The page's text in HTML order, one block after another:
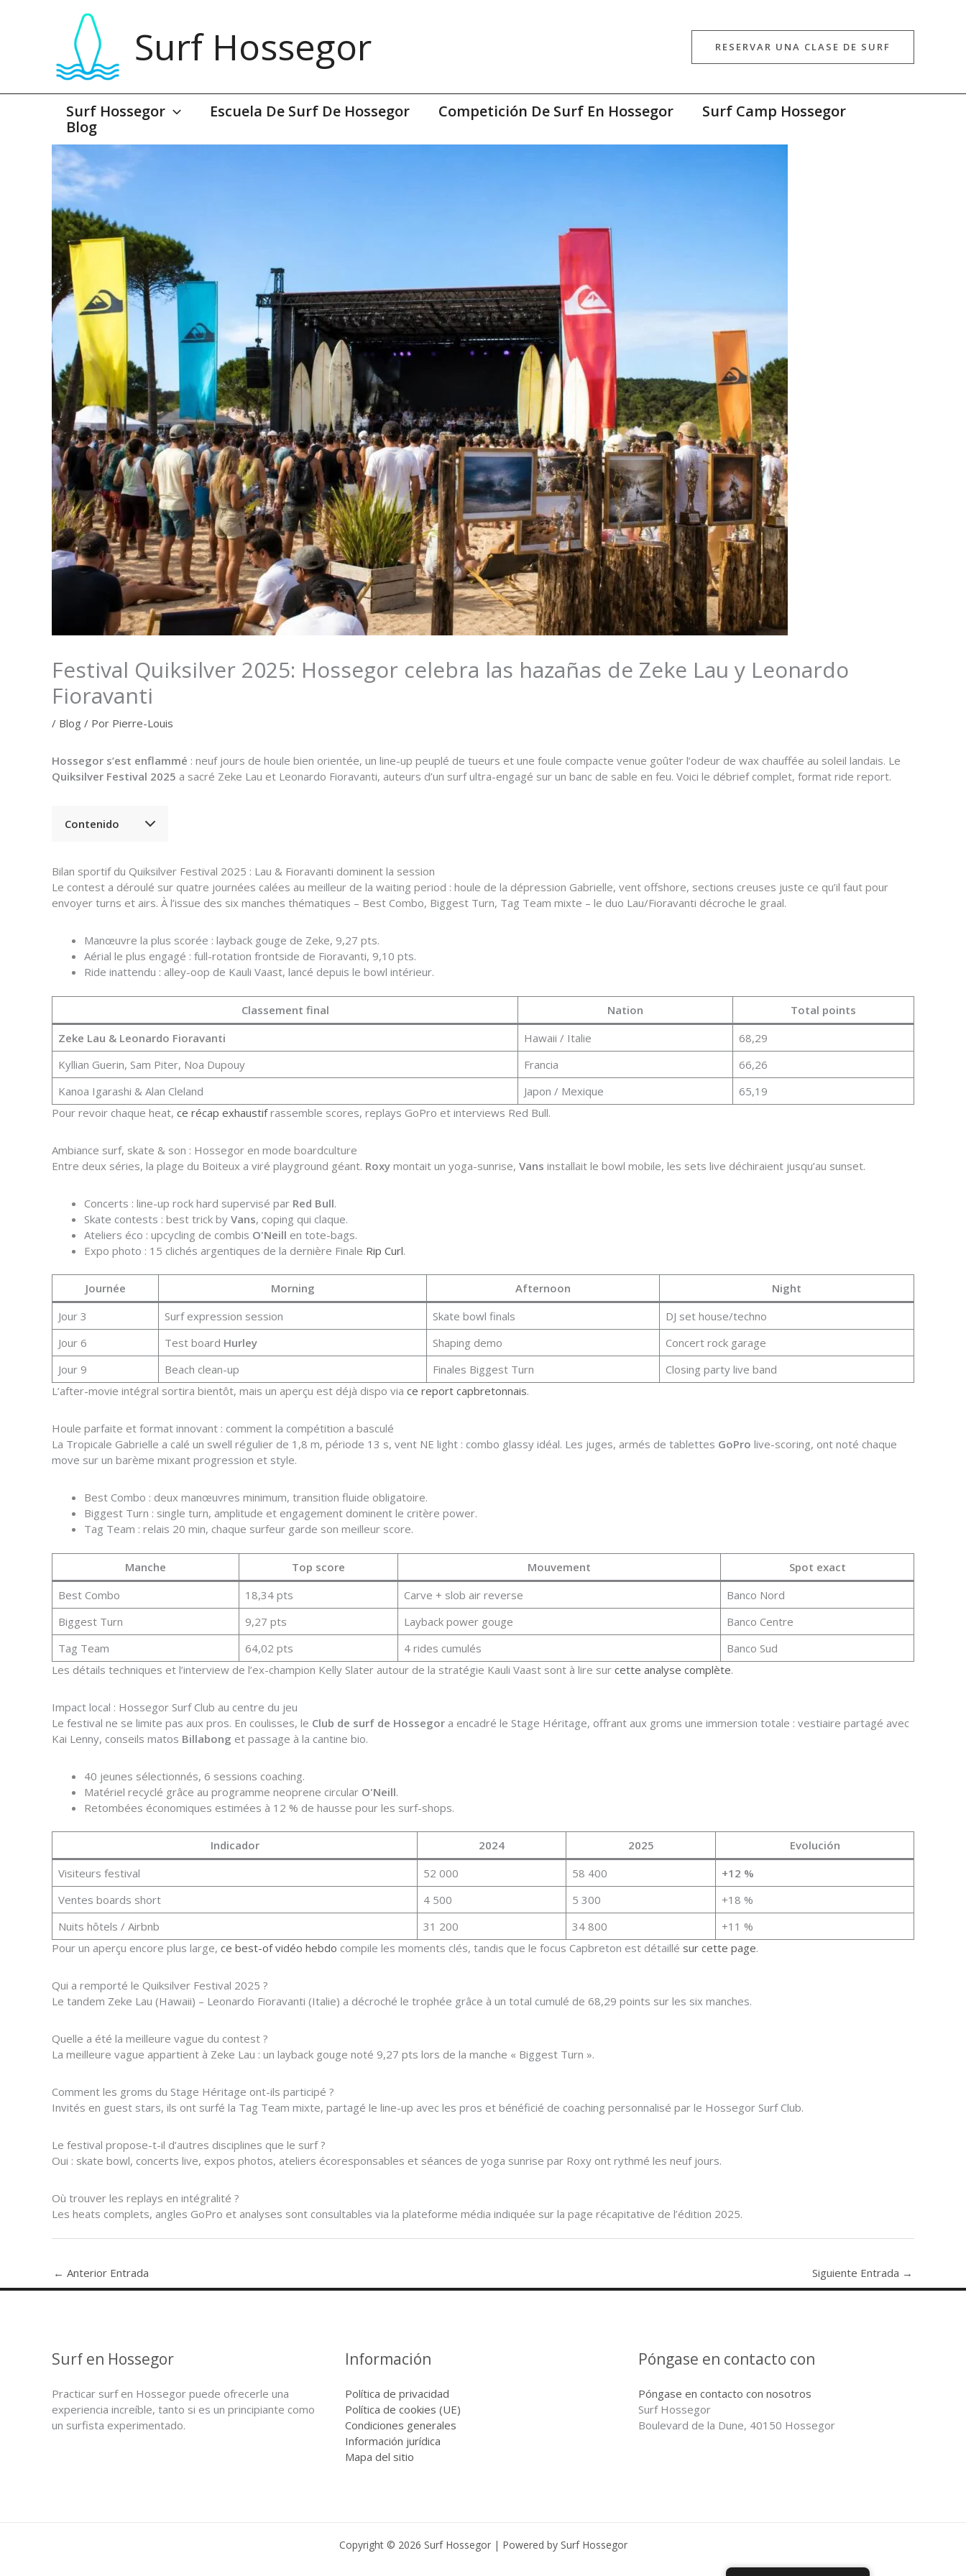
Surf Hossegor RESERVAR UNA CLASE DE SURF
Surf Hossegor Escuela De Surf De Hossegor Competición De Surf En Hossegor
Surf Camp Hossegor
Blog
Festival Quiksilver 2025: Hossegor celebra las hazañas de Zeke Lau y Leonardo
Fioravanti
/ Blog / Por Pierre-Louis
Hossegor s’est enflammé : neuf jours de houle bien orientée, un line-up peuplé de tueurs et une foule compacte venue goûter l’odeur de wax chauffée au soleil landais. Le
Quiksilver Festival 2025 a sacré Zeke Lau et Leonardo Fioravanti, auteurs d’un surf ultra-engagé sur un banc de sable en feu. Voici le débrief complet, format ride report.
Contenido
Bilan sportif du Quiksilver Festival 2025 : Lau & Fioravanti dominent la session
Le contest a déroulé sur quatre journées calées au meilleur de la waiting period : houle de la dépression Gabrielle, vent offshore, sections creuses juste ce qu’il faut pour
envoyer turns et airs. À l’issue des six manches thématiques – Best Combo, Biggest Turn, Tag Team mixte – le duo Lau/Fioravanti décroche le graal.
Manœuvre la plus scorée : layback gouge de Zeke, 9,27 pts.
Aérial le plus engagé : full-rotation frontside de Fioravanti, 9,10 pts.
Ride inattendu : alley-oop de Kauli Vaast, lancé depuis le bowl intérieur.
Classement final Nation
Total points
Zeke Lau & Leonardo Fioravanti
Hawaii / Italie
68,29
Kyllian Guerin, Sam Piter, Noa Dupouy
Francia
66,26
Kanoa Igarashi & Alan Cleland
Japon / Mexique
65,19
Pour revoir chaque heat, ce récap exhaustifrassemble scores, replays GoPro et interviews Red Bull.
Ambiance surf, skate & son : Hossegor en mode boardculture
Entre deux séries, la plage du Boiteux a viré playground géant. Roxy montait un yoga-sunrise, Vans installait le bowl mobile, les sets live déchiraient jusqu’au sunset.
Concerts : line-up rock hard supervisé par Red Bull.
Skate contests : best trick by Vans, coping qui claque.
Ateliers éco : upcycling de combis O'Neill en tote-bags.
Expo photo : 15 clichés argentiques de la dernière Finale Rip Curl.
Journée Morning Afternoon
Night
Jour 3
Surf expression session Skate bowl finals
DJ set house/techno
Jour 6
Test board Hurley Shaping demo
Concert rock garage
Jour 9
Beach clean-up Finales Biggest Turn
Closing party live band
L’after-movie intégral sortira bientôt, mais un aperçu est déjà dispo via ce report capbretonnais.
Houle parfaite et format innovant : comment la compétition a basculé
La Tropicale Gabrielle a calé un swell régulier de 1,8 m, période 13 s, vent NE light : combo glassy idéal. Les juges, armés de tablettes GoPro live-scoring, ont noté chaque
move sur un barème mixant progression et style.
Best Combo : deux manœuvres minimum, transition fluide obligatoire.
Biggest Turn : single turn, amplitude et engagement dominent le critère power.
Tag Team : relais 20 min, chaque surfeur garde son meilleur score.
Manche Top score Mouvement
Spot exact
Best Combo
18,34 pts Carve + slob air reverse
Banco Nord
Biggest Turn
9,27 pts Layback power gouge
Banco Centre
Tag Team
64,02 pts 4 rides cumulés
Banco Sud
Les détails techniques et l’interview de l’ex-champion Kelly Slater autour de la stratégie Kauli Vaast sont à lire sur cette analyse complète.
Impact local : Hossegor Surf Club au centre du jeu
Le festival ne se limite pas aux pros. En coulisses, le Club de surf de Hossegor a encadré le Stage Héritage, offrant aux groms une immersion totale : vestiaire partagé avec
Kai Lenny, conseils matos Billabong et passage à la cantine bio.
40 jeunes sélectionnés, 6 sessions coaching.
Matériel recyclé grâce au programme neoprene circular O'Neill.
Retombées économiques estimées à 12 % de hausse pour les surf-shops.
Indicador 2024 2025
Evolución
Visiteurs festival
52 000 58 400
+12 %
Ventes boards short
4 500 5 300
+18 %
Nuits hôtels / Airbnb
31 200 34 800
+11 %
Pour un aperçu encore plus large, ce best-of vidéo hebdo compile les moments clés, tandis que le focus Capbreton est détaillé sur cette page.
Qui a remporté le Quiksilver Festival 2025 ?
Le tandem Zeke Lau (Hawaii) – Leonardo Fioravanti (Italie) a décroché le trophée grâce à un total cumulé de 68,29 points sur les six manches.
Quelle a été la meilleure vague du contest ?
La meilleure vague appartient à Zeke Lau : un layback gouge noté 9,27 pts lors de la manche « Biggest Turn ».
Comment les groms du Stage Héritage ont-ils participé ?
Invités en guest stars, ils ont surfé la Tag Team mixte, partagé le line-up avec les pros et bénéficié de coaching personnalisé par le Hossegor Surf Club.
Le festival propose-t-il d’autres disciplines que le surf ?
Oui : skate bowl, concerts live, expos photos, ateliers écoresponsables et séances de yoga sunrise par Roxy ont rythmé les neuf jours.
Où trouver les replays en intégralité ?
Les heats complets, angles GoPro et analyses sont consultables via la plateforme média indiquée sur la page récapitative de l’édition 2025.
← Anterior Entrada Siguiente Entrada →
Surf en Hossegor
Practicar surf en Hossegor puede ofrecerle una
experiencia increíble, tanto si es un principiante como
un surfista experimentado.
Información
Política de privacidad
Política de cookies (UE)
Condiciones generales
Información jurídica
Mapa del sitio
Póngase en contacto con
Póngase en contacto con nosotros
Surf Hossegor
Boulevard de la Dune, 40150 Hossegor
Copyright © 2026 Surf Hossegor | Powered by Surf Hossegor